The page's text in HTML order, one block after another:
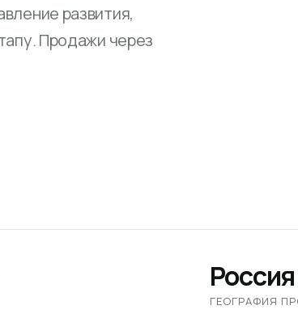
развития,
Продажи через
Россия
ГЕОГРАФИЯ